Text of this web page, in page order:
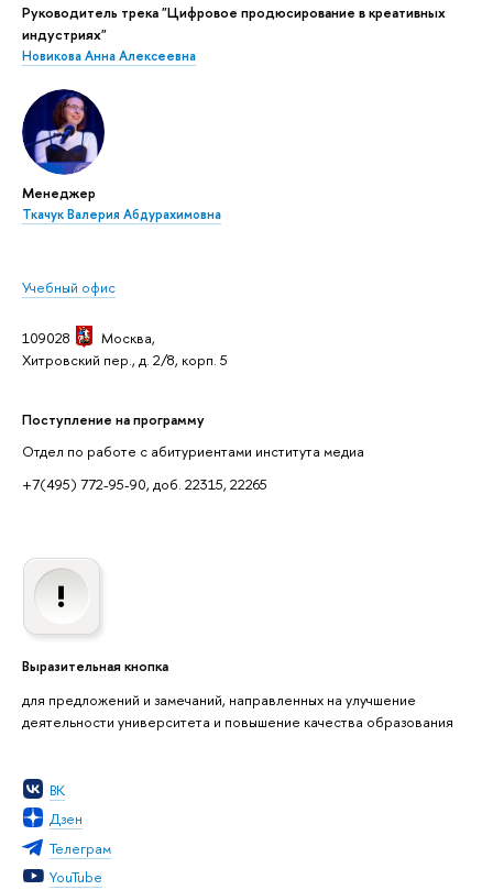
Руководитель трека "Цифровое продюсирование в креативных
индустриях"
Новикова Анна Алексеевна
Менеджер
Ткачук Валерия Абдурахимовна
Учебный офис
109028
Москва,
Хитровский пер., д. 2/8, корп. 5
Поступление на программу
Отдел по работе с абитуриентами института медиа
+7(495) 772-95-90, доб. 22315, 22265
Выразительная кнопка
для предложений и замечаний, направленных на улучшение
деятельности университета и повышение качества образования
ВК
Дзен
Телеграм
YouTube